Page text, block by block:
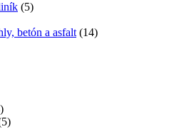
(5)
betón a asfalt (14)